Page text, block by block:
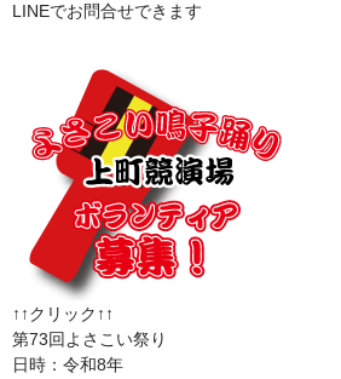
LINEでお問合せできます
↑↑クリック↑↑
第73回よさこい祭り
日時：令和8年